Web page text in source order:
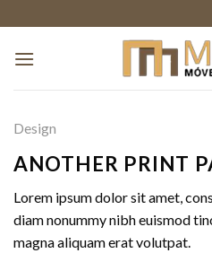
to
content
Design
ANOTHER PRINT
Lorem ipsum dolor sit amet,
diam nonummy nibh euismod
magna aliquam erat volutpat.